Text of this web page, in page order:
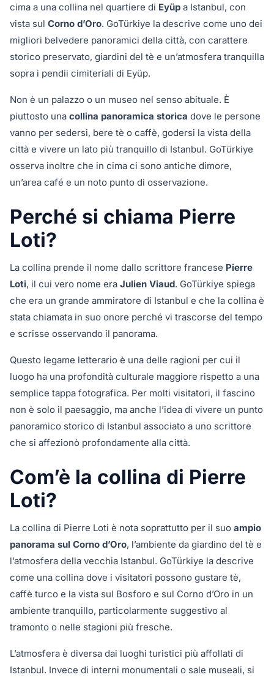
cima a una collina nel quartiere di Eyüp a Istanbul, con
vista sul Corno d’Oro. GoTürkiye la descrive come uno dei
migliori belvedere panoramici della città, con carattere
storico preservato, giardini del tè e un’atmosfera tranquilla
sopra i pendii cimiteriali di Eyüp.
Non è un palazzo o un museo nel senso abituale. È
piuttosto una collina panoramica storica dove le persone
vanno per sedersi, bere tè o caffè, godersi la vista della
città e vivere un lato più tranquillo di Istanbul. GoTürkiye
osserva inoltre che in cima ci sono antiche dimore,
un’area café e un noto punto di osservazione.
Perché si chiama Pierre
Loti?
La collina prende il nome dallo scrittore francese Pierre
Loti, il cui vero nome era Julien Viaud. GoTürkiye spiega
che era un grande ammiratore di Istanbul e che la collina è
stata chiamata in suo onore perché vi trascorse del tempo
e scrisse osservando il panorama.
Questo legame letterario è una delle ragioni per cui il
luogo ha una profondità culturale maggiore rispetto a una
semplice tappa fotografica. Per molti visitatori, il fascino
non è solo il paesaggio, ma anche l’idea di vivere un punto
panoramico storico di Istanbul associato a uno scrittore
che si affezionò profondamente alla città.
Com’è la collina di Pierre
Loti?
La collina di Pierre Loti è nota soprattutto per il suo ampio
panorama sul Corno d’Oro, l’ambiente da giardino del tè e
l’atmosfera della vecchia Istanbul. GoTürkiye la descrive
come una collina dove i visitatori possono gustare tè,
caffè turco e la vista sul Bosforo e sul Corno d’Oro in un
ambiente tranquillo, particolarmente suggestivo al
tramonto o nelle stagioni più fresche.
L’atmosfera è diversa dai luoghi turistici più affollati di
Istanbul. Invece di interni monumentali o sale museali, si